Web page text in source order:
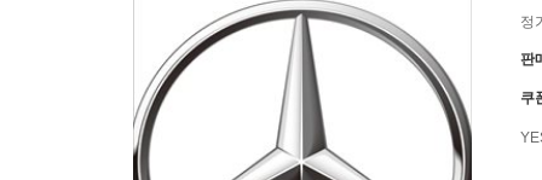
정
판
쿠